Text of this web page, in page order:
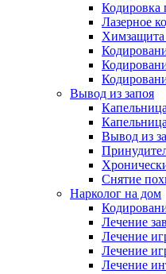
Кодировка
Лазерное
Химзащита
Вывод из запоя
Вывод из
Снятие
Нарколог на дом
Лечение
Лечение
Лечение
Лечение